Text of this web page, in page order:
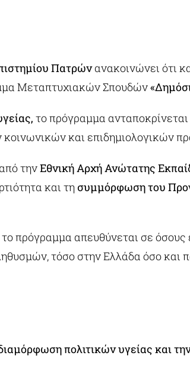
Πατρώνανακοινώνει ότι
Μεταπτυχιακών Σπουδών
το πρόγραμμα
κοινωνικών και επιδημιολογικών
τηνΕθνική Αρχή Ανώτατης
και τη συμμόρφωση του
πρόγραμμα απευθύνεται σε όσους
τόσο στην Ελλάδα όσο και
πολιτικών υγείας και